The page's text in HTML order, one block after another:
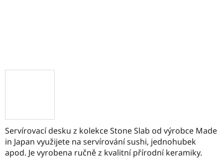
Servírovací desku z kolekce Stone Slab od výrobce Made
in Japan využijete na servírování sushi, jednohubek
apod. Je vyrobena ručně z kvalitní přírodní keramiky.